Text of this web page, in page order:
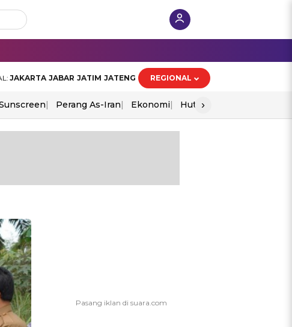
JAKARTA JABAR JATIM JATENG REGIONAL
Perang As-Iran Ekonomi Hut Ri
›